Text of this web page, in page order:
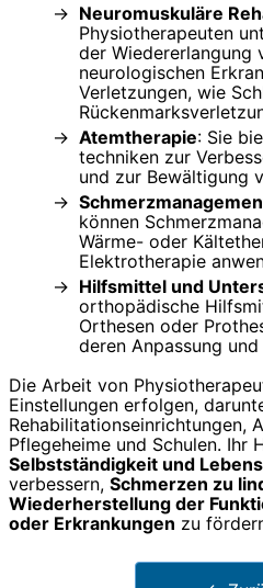
Neuromuskuläre
Physiotherapeuten
der Wiedererlangung
neurologischen
Verletzungen, wie
Atemtherapie: Sie
techniken zur
und zur Bewältigung
können
Wärme- oder
Elektrotherapie
Hilfsmittel und
orthopädische
Orthesen oder
deren Anpassung
Die Arbeit von
Einstellungen erfolgen,
Rehabilitationseinrichtungen,
Pflegeheime und Schulen. Ihr
Selbstständigkeit und
verbessern, Schmerzen zu
Wiederherstellung der
oder Erkrankungen zu